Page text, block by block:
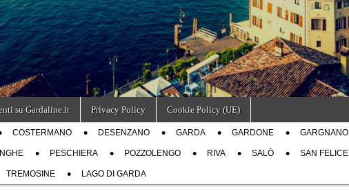
su Gardaline.it Privacy Policy Cookie Policy (UE)
COSTERMANO DESENZANO GARDA GARDONE GARGNANO
PESCHIERA POZZOLENGO RIVA SALÒ SAN FELICE
TREMOSINE LAGO DI GARDA